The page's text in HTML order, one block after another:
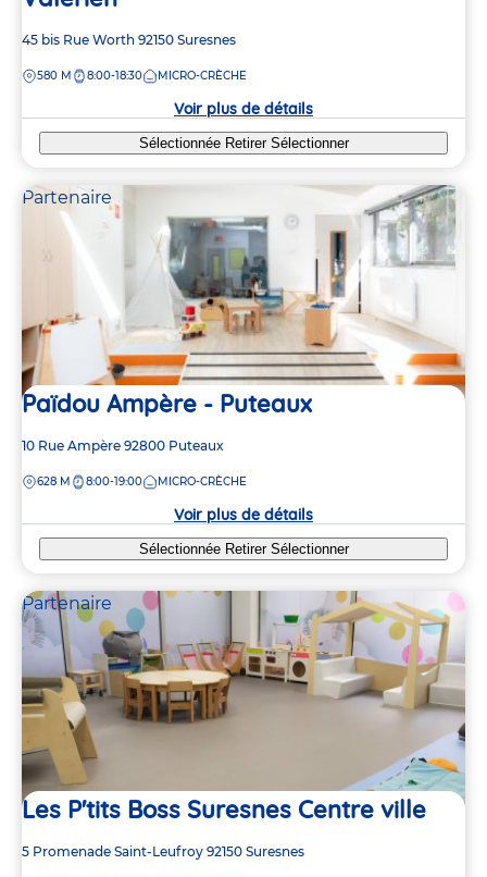
Adresse
la
45 bis Rue Worth 92150 Suresnes
DISTANCE
580 M 8:00-18:30 MICRO-CRÈCHE
Voir plus de détails
Sélectionnée Retirer Sélectionner
Partenaire
Païdou Ampère - Puteaux
Adresse
la
10 Rue Ampère 92800 Puteaux
DISTANCE
628 M 8:00-19:00 MICRO-CRÈCHE
Voir plus de détails
Sélectionnée Retirer Sélectionner
Partenaire
Les P'tits Boss Suresnes Centre ville
Adresse
5 Promenade Saint-Leufroy 92150 Suresnes